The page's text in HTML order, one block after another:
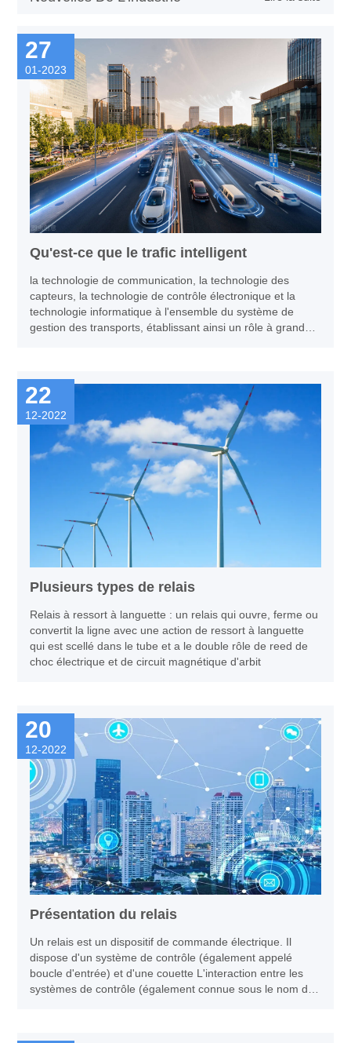
27
01-2023
Qu'est-ce que le trafic intelligent
la technologie de communication, la technologie des
capteurs, la technologie de contrôle électronique et la
technologie informatique à l'ensemble du système de
gestion des transports, établissant ainsi un rôle à grande
22
12-2022
Plusieurs types de relais
Relais à ressort à languette : un relais qui ouvre, ferme ou
convertit la ligne avec une action de ressort à languette
qui est scellé dans le tube et a le double rôle de reed de
choc électrique et de circuit magnétique d'arbit
20
12-2022
Présentation du relais
Un relais est un dispositif de commande électrique. Il
dispose d'un système de contrôle (également appelé
boucle d'entrée) et d'une couette L'interaction entre les
systèmes de contrôle (également connue sous le nom de